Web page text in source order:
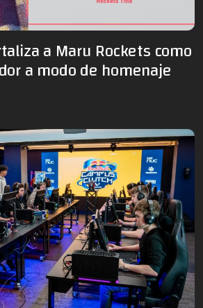
a Maru Rockets como
a modo de homenaje